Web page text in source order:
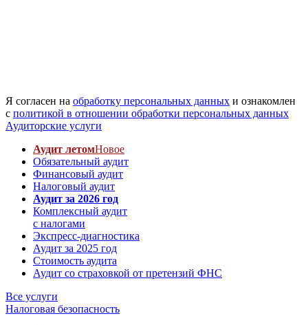
Я согласен на обработку персональных данных и ознакомлен
с политикой в отношении обработки персональных данных
Аудиторские услуги
Аудит летомНовое
Обязательный аудит
Финансовый аудит
Налоговый аудит
Аудит за 2026 год
Комплексный аудит
с налогами
Экспресс-диагностика
Аудит за 2025 год
Стоимость аудита
Аудит со страховкой от претензий ФНС
Все услуги
Налоговая безопасность